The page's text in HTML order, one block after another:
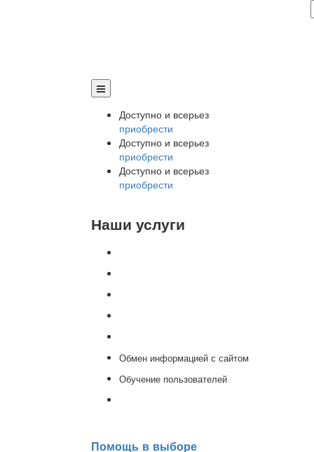
Доступно и всерьез
приобрести
Доступно и всерьез
приобрести
Доступно и всерьез
приобрести
Наши услуги
Обмен информацией с сайтом
Обучение пользователей
Помощь в выборе